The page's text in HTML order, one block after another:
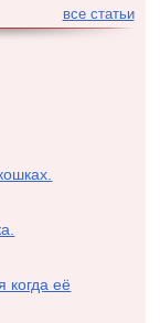
все статьи
когда её